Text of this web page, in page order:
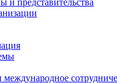
и представительства